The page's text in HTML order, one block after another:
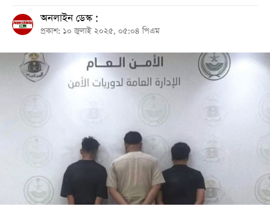
হোম
জাতীয়
রাজনীতি
অর্থনীতি
চাকরি
অনলাইন ডেস্ক :
প্রকাশ: ১০ জুলাই ২০২৫, ০৫:০৪ পিএম